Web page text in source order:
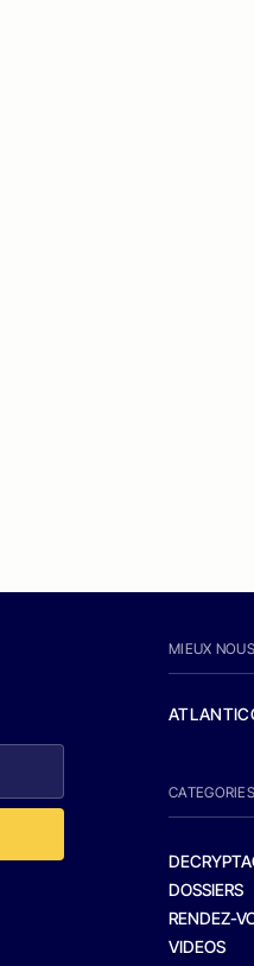
MIEUX
CATEGORIES
DOSSIERS
RENDEZ-
VIDEOS